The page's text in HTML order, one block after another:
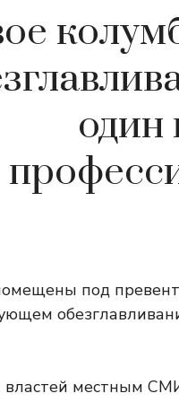
один
под
властей местным